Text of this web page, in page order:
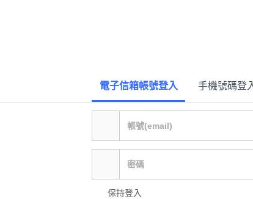
電子信箱帳號登入 手機號碼登
保持登入